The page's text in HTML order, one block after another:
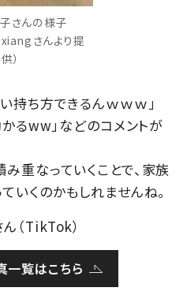
さんの様子
さんより提
供）
持ち方できるんｗｗｗ」
るww」などのコメントが
重なっていくことで、家族
いくのかもしれませんね。
（TikTok）
一覧はこちら